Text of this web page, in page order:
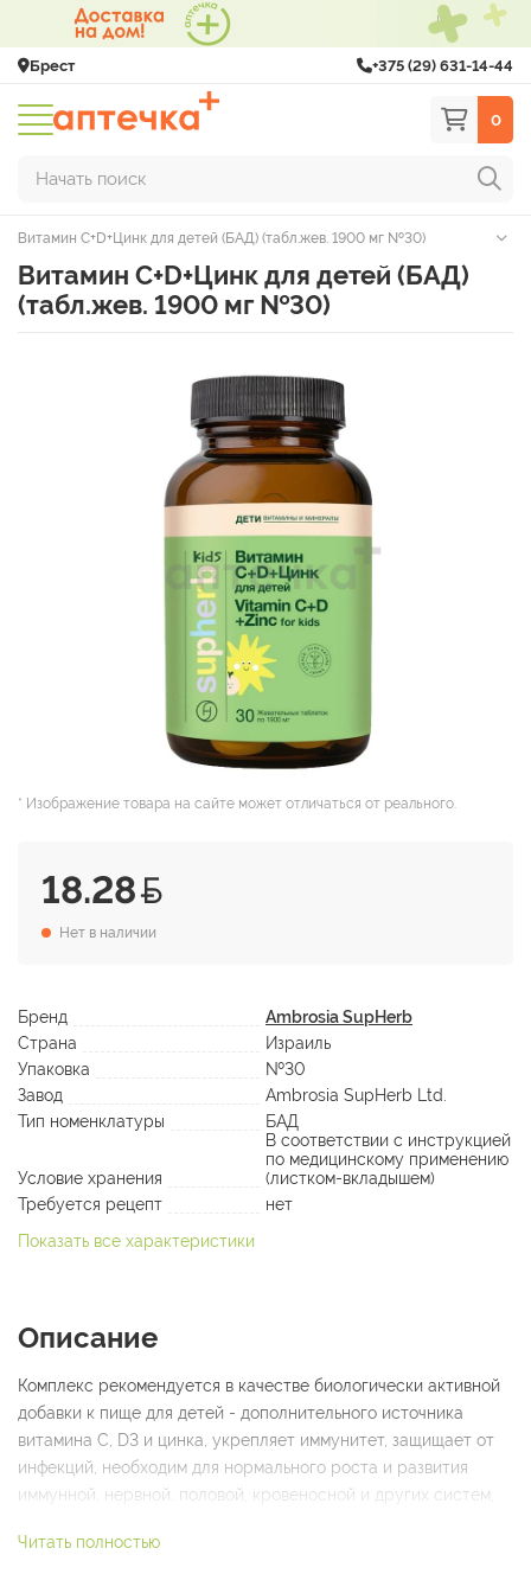
Брест +375 (29) 631-14-44
0
Начать поиск
Витамин С+D+Цинк для детей (БАД) (табл.жев. 1900 мг №30)
Витамин С+D+Цинк для детей (БАД)
(табл.жев. 1900 мг №30)
* Изображение товара на сайте может отличаться от реального.
18.28
Нет в наличии
Бренд
Ambrosia SupHerb
Страна
Израиль
Упаковка
№30
Завод
Ambrosia SupHerb Ltd.
Тип номенклатуры
БАД
Условие хранения
В соответствии с инструкцией
по медицинскому применению
(листком-вкладышем)
Требуется рецепт
нет
Показать все характеристики
Описание
Комплекс рекомендуется в качестве биологически активной
добавки к пище для детей - дополнительного источника
витамина С, D3 и цинка, укрепляет иммунитет, защищает от
инфекций, необходим для нормального роста и развития
иммунной, нервной, половой, кровеносной и других систем,
цинка (цитрат цинка) с максимальной биодоступностью и
Читать полностью